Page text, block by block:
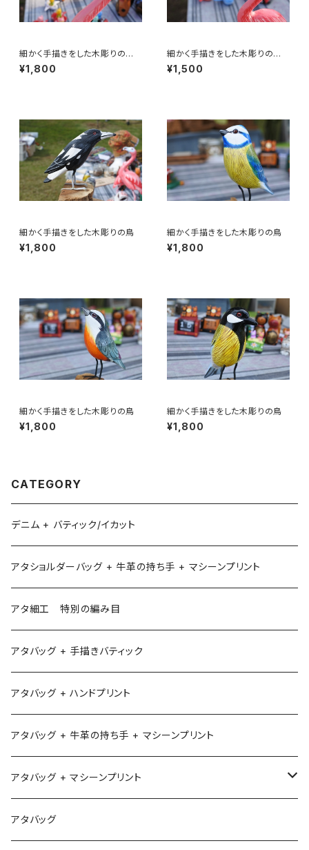
細かく手描きをした木彫りの
鳥 フラミンゴ 30㎝
¥1,800
細かく手描きをした木彫りの
鳥 フラミンゴ 20㎝
¥1,500
細かく手描きをした木彫りの鳥
¥1,800
細かく手描きをした木彫りの鳥
¥1,800
細かく手描きをした木彫りの鳥
¥1,800
細かく手描きをした木彫りの鳥
¥1,800
CATEGORY
デニム + バティック/イカット
アタショルダーバッグ + 牛革の持ち手 + マシーンプリント
アタ細工 特別の編み目
アタバッグ + 手描きバティック
アタバッグ + ハンドプリント
アタバッグ + 牛革の持ち手 + マシーンプリント
アタバッグ + マシーンプリント
1
アタバッグ